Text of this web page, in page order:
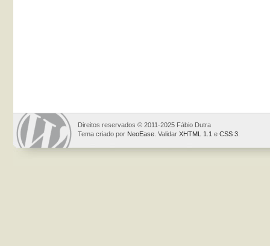
Direitos reservados © 2011-2025 Fábio Dutra
Tema criado por NeoEase . Validar XHTML 1.1 e CSS 3